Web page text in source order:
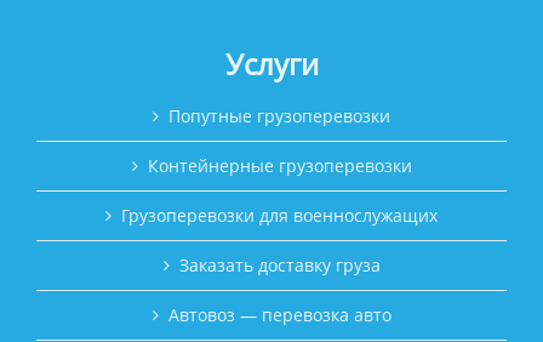
Услуги
Попутные грузоперевозки
Контейнерные грузоперевозки
Грузоперевозки для военнослужащих
Заказать доставку груза
Автовоз — перевозка авто